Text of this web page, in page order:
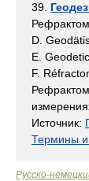
39.
D.
Е.
F.
Источник:
Термины
Русско-